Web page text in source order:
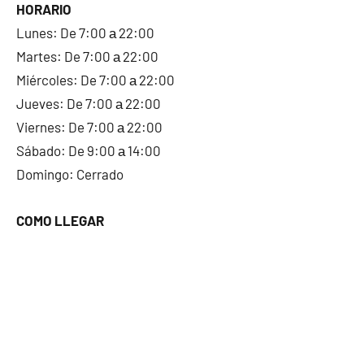
HORARIO
Lunes: De 7:00 а 22:00
Martes: De 7:00 а 22:00
Miércoles: De 7:00 а 22:00
Jueves: De 7:00 а 22:00
Viernes: De 7:00 а 22:00
Sábado: De 9:00 а 14:00
Domingo: Cerrado
COMO LLEGAR